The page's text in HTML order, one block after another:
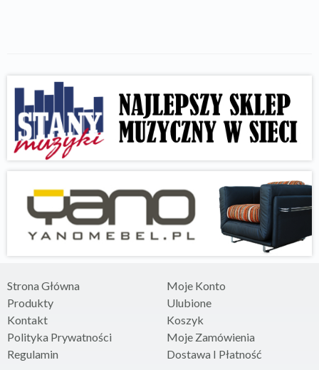
Strona Główna
Produkty
Kontakt
Polityka Prywatności
Regulamin
Moje Konto
Ulubione
Koszyk
Moje Zamówienia
Dostawa I Płatność